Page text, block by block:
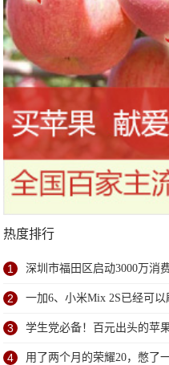
热度排行
1 深圳市福田区启动3000万消
2 一加6、小米Mix 2S已经可
了？
3 学生党必备！百元出头的苹
4 用了两个月的荣耀20，憋了